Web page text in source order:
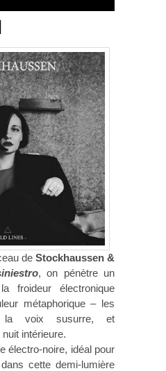
de Stockhaussen &
, on pénètre un
froideur électronique
métaphorique – les
la voix susurre, et
nuit intérieure.
électro-noire, idéal pour
cette demi-lumière